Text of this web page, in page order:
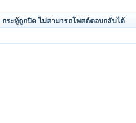
กระทู้ถูกปิด ไม่สามารถโพสต์ตอบกลับได้